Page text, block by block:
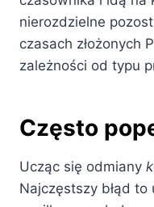
nierozdzielne
czasach złożonych
zależności od typu
Często
Ucząc się odmiany
Najczęstszy błąd